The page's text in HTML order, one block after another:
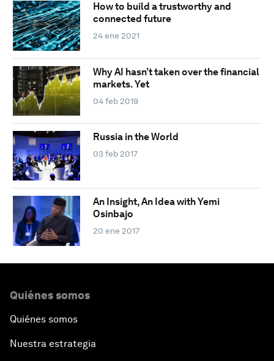
How to build a trustworthy and
connected future
24 ene 2021
Why AI hasn’t taken over the financial
markets. Yet
04 feb 2019
Russia in the World
03 feb 2017
An Insight, An Idea with Yemi
Osinbajo
20 ene 2017
Quiénes somos
Quiénes somos
Nuestra estrategia